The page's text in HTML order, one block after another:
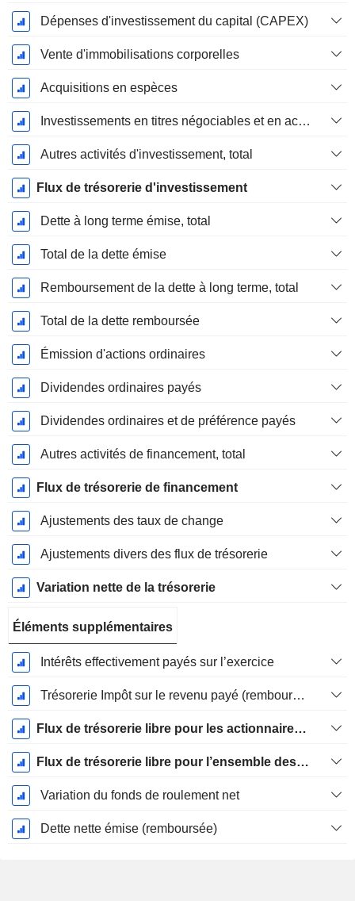
Dépenses d'investissement du capital (CAPEX)
Vente d'immobilisations corporelles
Acquisitions en espèces
Investissements en titres négociables et en actions, total
Autres activités d'investissement, total
Flux de trésorerie d'investissement
Dette à long terme émise, total
Total de la dette émise
Remboursement de la dette à long terme, total
Total de la dette remboursée
Émission d'actions ordinaires
Dividendes ordinaires payés
Dividendes ordinaires et de préférence payés
Autres activités de financement, total
Flux de trésorerie de financement
Ajustements des taux de change
Ajustements divers des flux de trésorerie
Variation nette de la trésorerie
Éléments supplémentaires
Intérêts effectivement payés sur l’exercice
Trésorerie Impôt sur le revenu payé (remboursement)Impôt effectivement payé (remboursé) sur l’exercice
Flux de trésorerie libre pour les actionnaires FCFE
Flux de trésorerie libre pour l’ensemble des pourvoyeurs de fonds (créanciers et actionnaires) FCFF
Variation du fonds de roulement net
Dette nette émise (remboursée)